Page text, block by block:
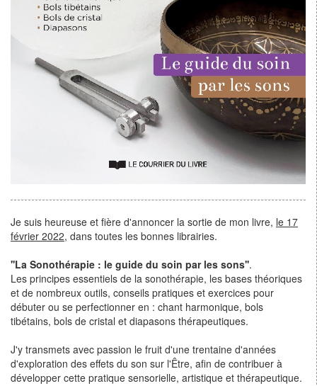
Je suis heureuse et fière d'annoncer la sortie de mon livre, le 17
février 2022, dans toutes les bonnes librairies.
''La Sonothérapie : le guide du soin par les sons''.
Les principes essentiels de la sonothérapie, les bases théoriques
et de nombreux outils, conseils pratiques et exercices pour
débuter ou se perfectionner en : chant harmonique, bols
tibétains, bols de cristal et diapasons thérapeutiques.
J'y transmets avec passion le fruit d'une trentaine d'années
d'exploration des effets du son sur l'Être, afin de contribuer à
développer cette pratique sensorielle, artistique et thérapeutique.